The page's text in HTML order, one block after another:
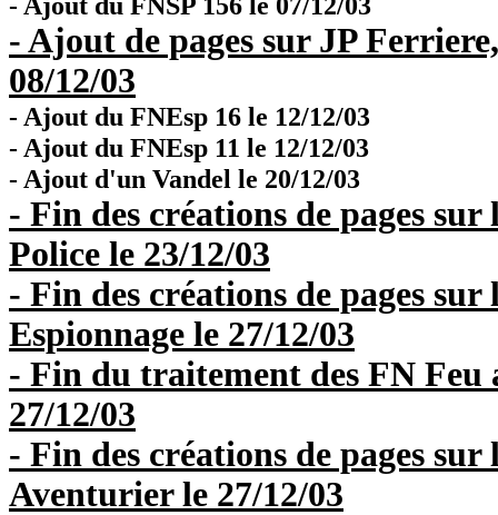
- Ajout de pages sur JP
08/12/03
- Ajout du FNEsp 16 le 12/12/03
- Ajout du FNEsp 11 le 12/12/03
- Ajout d'un Vandel le 20/12/03
- Fin des créations de pages
Police le 23/12/03
- Fin des créations de pages
Espionnage le 27/12/03
- Fin du traitement des FN
27/12/03
- Fin des créations de pages
Aventurier le 27/12/03